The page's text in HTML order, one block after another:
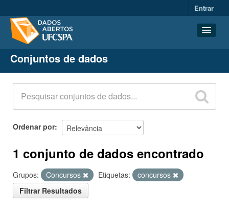
Entrar
Conjuntos de dados
Organizações
Grupos
Sobre
Conjuntos de dados
Ordenar por
1 conjunto de dados encontrado
Grupos: Concursos Etiquetas:
concursos
Filtrar Resultados